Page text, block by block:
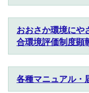
おおさか環境にや
合環境評価制度顕
各種マニュアル・